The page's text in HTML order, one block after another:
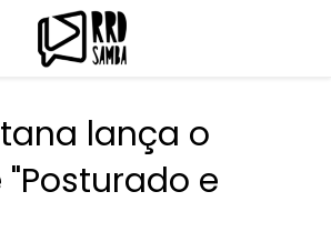
lança o
e